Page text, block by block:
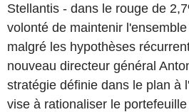
Stellantis - dans le rouge de
volonté de maintenir
malgré les hypothèses
nouveau directeur général
stratégie définie dans le plan à
vise à rationaliser le